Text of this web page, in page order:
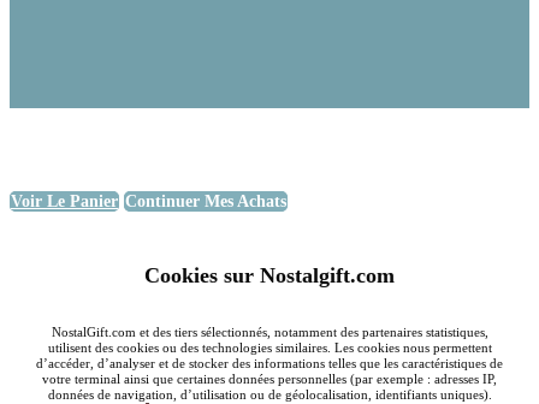
Voir Le Panier Continuer Mes Achats
Cookies sur Nostalgift.com
NostalGift.com et des tiers sélectionnés, notamment des partenaires statistiques,
utilisent des cookies ou des technologies similaires. Les cookies nous permettent
d’accéder, d’analyser et de stocker des informations telles que les caractéristiques de
votre terminal ainsi que certaines données personnelles (par exemple : adresses IP,
données de navigation, d’utilisation ou de géolocalisation, identifiants uniques).